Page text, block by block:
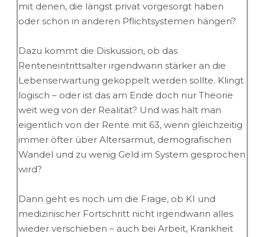
mit denen, die längst privat vorgesorgt haben
oder schon in anderen Pflichtsystemen hängen?
Dazu kommt die Diskussion, ob das
Renteneintrittsalter irgendwann stärker an die
Lebenserwartung gekoppelt werden sollte. Klingt
logisch – oder ist das am Ende doch nur Theorie
weit weg von der Realität? Und was hält man
eigentlich von der Rente mit 63, wenn gleichzeitig
immer öfter über Altersarmut, demografischen
Wandel und zu wenig Geld im System gesprochen
wird?
Dann geht es noch um die Frage, ob KI und
medizinischer Fortschritt nicht irgendwann alles
wieder verschieben – auch bei Arbeit, Krankheit